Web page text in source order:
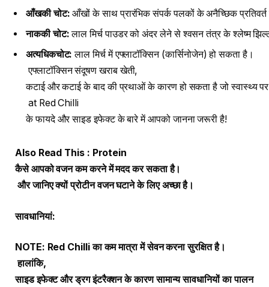
आँखकी चोट: आँखों के साथ प्रारंभिक संपर्क पलकों के अनैच्छिक
नाककी चोट:लाल मिर्च पाउडर को अंदर लेने से श्वसन तंत्र के श्लेष्म
अत्यधिकचोट: लाल मिर्च में एफ्लाटॉक्सिन (कार्सिनोजेन) हो सकता है।
एफ्लाटॉक्सिन संदूषण खराब खेती,
कटाई और कटाई के बाद की प्रथाओं के कारण हो सकता है जो स्वास्थ्य
at Red Chilli
के फायदे और साइड इफेक्ट के बारे में आपको जानना जरूरी है!
Also Read This : Protein
कैसे आपको वजन कम करने में मदद कर सकता है।
और जानिए क्यों प्रोटीन वजन घटाने के लिए अच्छा है।
सावधानियां:
NOTE: Red Chilliका कम मात्रा में सेवन करना सुरक्षित है।
हालांकि,
साइड इफेक्ट और ड्रग इंटरैक्शन के कारण सामान्य सावधानियों का पालन